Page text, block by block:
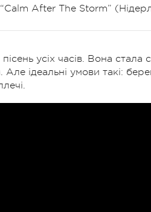
After The Storm”
усіх часів. Вона
ідеальні умови такі: